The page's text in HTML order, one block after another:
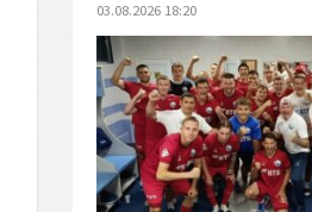
03.08.2026 18:20